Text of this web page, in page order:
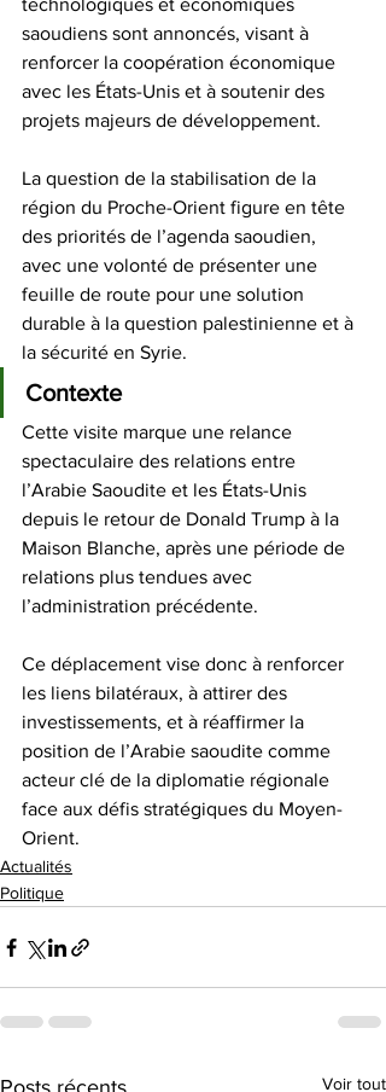
technologiques et économiques
saoudiens sont annoncés, visant à
renforcer la coopération économique
avec les États-Unis et à soutenir des
projets majeurs de développement.
La question de la stabilisation de la
région du Proche-Orient figure en tête
des priorités de l’agenda saoudien,
avec une volonté de présenter une
feuille de route pour une solution
durable à la question palestinienne et à
la sécurité en Syrie.
Contexte
Cette visite marque une relance
spectaculaire des relations entre
l’Arabie Saoudite et les États-Unis
depuis le retour de Donald Trump à la
Maison Blanche, après une période de
relations plus tendues avec
l’administration précédente.
Ce déplacement vise donc à renforcer
les liens bilatéraux, à attirer des
investissements, et à réaffirmer la
position de l’Arabie saoudite comme
acteur clé de la diplomatie régionale
face aux défis stratégiques du Moyen-
Orient.
Actualités
Politique
Voir tout